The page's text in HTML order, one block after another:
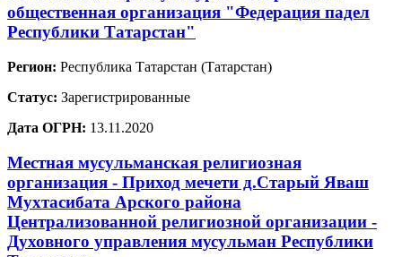
общественная организация "Федерация падел
Республики Татарстан"
Регион: Республика Татарстан (Татарстан)
Статус: Зарегистрированные
Дата ОГРН: 13.11.2020
Местная мусульманская религиозная
организация - Приход мечети д.Старый Яваш
Мухтасибата Арского района
Централизованной религиозной организации -
Духовного управления мусульман Республики